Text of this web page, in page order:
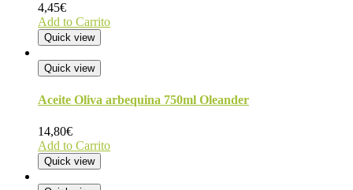
4,45€
Add to Carrito
Quick view
Quick view
Aceite Oliva arbequina 750ml Oleander
14,80€
Add to Carrito
Quick view